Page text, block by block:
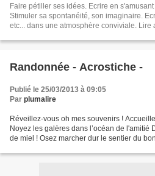
Faire pétiller ses idées. Ecrire en
Stimuler sa spontanéité, son imaginaire.
etc... dans une atmosphère conviviale. Lire
Randonnée - Acrostiche -
Publié le 25/03/2013 à 09:05
Par plumalire
Réveillez-vous oh mes souvenirs !
Noyez les galères dans l’océan de l'amitié
de miel ! Osez marcher dur le sentier du